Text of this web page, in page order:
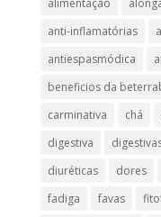
alimentação
anti-inflamatórias
antiespasmódica
beneficios da
carminativa
chá
digestiva
diuréticas​
dores
fadiga
favas